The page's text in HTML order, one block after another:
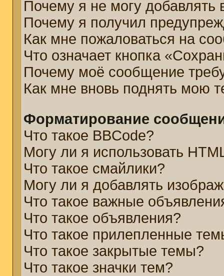
Почему я не могу добавлять
Почему я получил
Как мне пожаловаться на
Что означает кнопка
Почему моё сообщение
Как мне вновь поднять мою
Форматирование
Что такое BBCode?
Могу ли я использовать
Что такое смайлики?
Могу ли я добавлять
Что такое важные
Что такое объявления?
Что такое прилепленные
Что такое закрытые темы?
Что такое значки тем?